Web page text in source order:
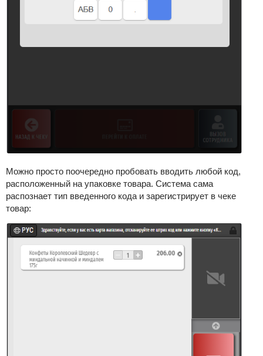
Можно просто поочередно пробовать вводить любой код,
расположенный на упаковке товара. Система сама
распознает тип введенного кода и зарегистрирует в чеке
товар: